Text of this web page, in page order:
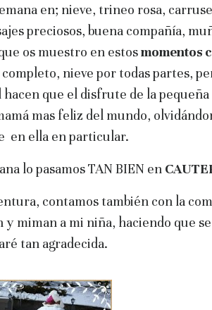
en; nieve, trineo rosa,
preciosos, buena compañía,
os muestro en estosmomentos
nieve por todas partes,
hacen que el disfrute de la
mas feliz del mundo,
en ella en particular.
lo pasamos TAN BIEN en
contamos también con la
miman a mi niña, haciendo que
tan agradecida.